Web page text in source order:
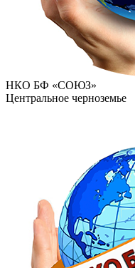
НКО БФ «СОЮЗ»
Центральное черноземье